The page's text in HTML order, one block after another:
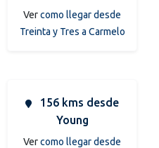
Vercomo llegar desde
Treinta y Tres a Carmelo
156 kms desde
Young
Vercomo llegar desde